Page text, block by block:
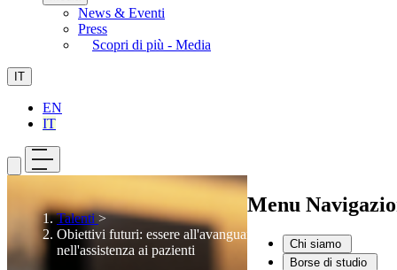
News & Eventi
Press
Scopri di più - Media
IT
EN
IT
Menu
Chi siamo
Borse di studio
Talenti>
Obiettivi futuri: essere all'avanguardia nella ricerca e
nell'assistenza ai pazienti